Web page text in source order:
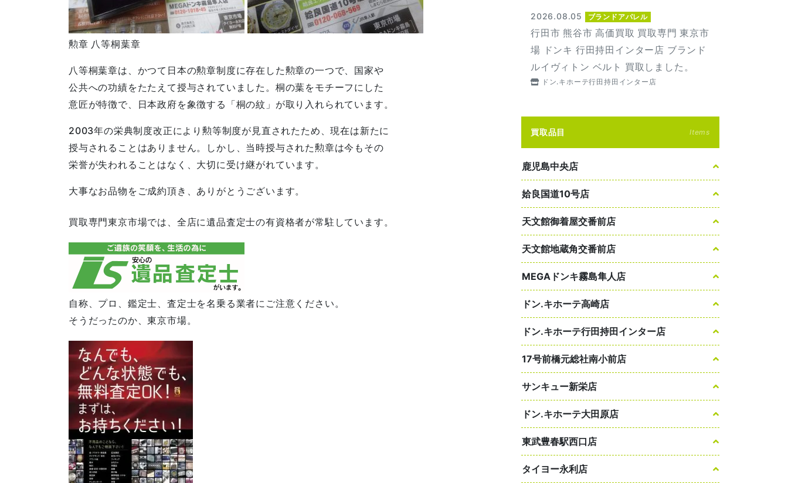
勲章 八等桐葉章
八等桐葉章は、かつて日本の勲章制度に存在した勲章の一つで、国家や
公共への功績をたたえて授与されていました。桐の葉をモチーフにした
意匠が特徴で、日本政府を象徴する「桐の紋」が取り入れられています。
2003年の栄典制度改正により勲等制度が見直されたため、現在は新たに
授与されることはありません。しかし、当時授与された勲章は今もその
栄誉が失われることはなく、大切に受け継がれています。
大事なお品物をご成約頂き、ありがとうございます。
買取専門東京市場では、全店に遺品査定士の有資格者が常駐しています。
自称、プロ、鑑定士、査定士を名乗る業者にご注意ください。
そうだったのか、東京市場。
2026.08.05 ブランドアパレル
行田市 熊谷市 高価買取 買取専門 東京市
場 ドンキ 行田持田インター店 ブランド
ルイヴィトン ベルト 買取しました。
ドン.キホーテ行田持田インター店
買取品目 Items
鹿児島中央店
姶良国道10号店
天文館御着屋交番前店
天文館地蔵角交番前店
MEGAドンキ霧島隼人店
ドン.キホーテ高崎店
ドン.キホーテ行田持田インター店
17号前橋元総社南小前店
サンキュー新栄店
ドン.キホーテ大田原店
東武豊春駅西口店
タイヨー永利店